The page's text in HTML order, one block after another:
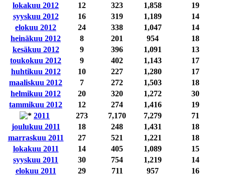
lokakuu 2012
12 323 1,858
19
syyskuu 2012
16 319 1,189
14
elokuu 2012
24 338 1,047
14
heinäkuu 2012
8 201 954
18
kesäkuu 2012
9 396 1,091
13
toukokuu 2012
9 402 1,143
17
huhtikuu 2012
10 227 1,280
17
maaliskuu 2012
7 272 1,503
18
helmikuu 2012
20 320 1,272
30
tammikuu 2012
12 274 1,416
19
2011
273 7,170 7,279
71
joulukuu 2011
18 248 1,431
18
marraskuu 2011
27 521 1,221
18
lokakuu 2011
14 405 1,089
15
syyskuu 2011
30 754 1,219
14
elokuu 2011
29 711 957
16